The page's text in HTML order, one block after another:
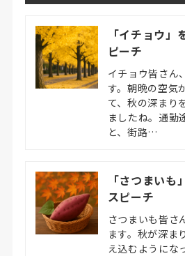
「イチョウ」
ピーチ
イチョウ皆さん
す。朝晩の空気
て、秋の深まり
ましたね。通勤
と、街路…
「さつまいも
スピーチ
さつまいも皆さ
ます。秋が深ま
え込むようにな